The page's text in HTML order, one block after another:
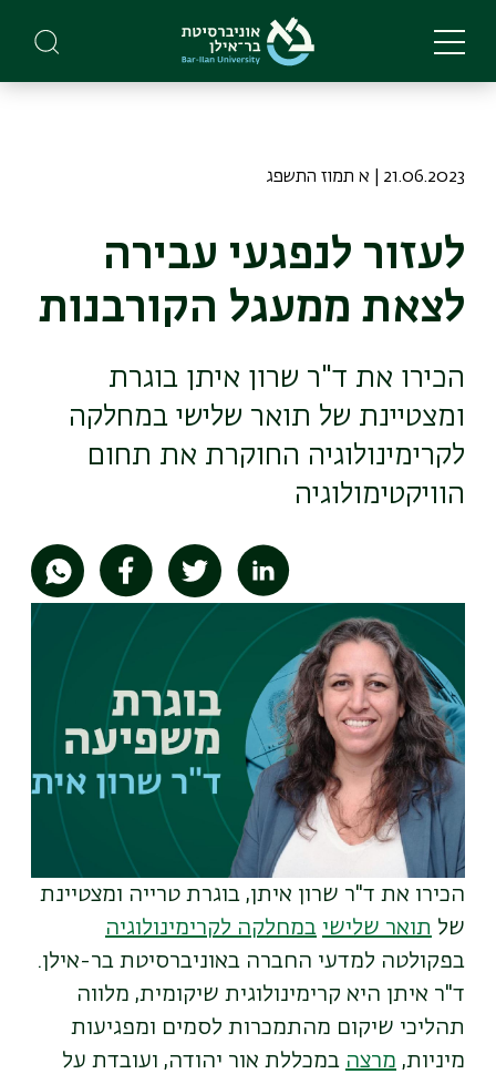
main
21.06.2023 | א תמוז התשפג
לעזור לנפגעי עבירה
לצאת ממעגל הקורבנות
הכירו את ד"ר שרון איתן בוגרת
ומצטיינת של תואר שלישי במחלקה
לקרימינולוגיה החוקרת את תחום
הוויקטימולוגיה
תמונה
הכירו את ד"ר שרון איתן, בוגרת טרייה ומצטיינת
של תואר שלישי במחלקה לקרימינולוגיה
בפקולטה למדעי החברה באוניברסיטת בר-אילן.
ד"ר איתן היא קרימינולוגית שיקומית, מלווה
תהליכי שיקום מהתמכרות לסמים ומפגיעות
מיניות, מרצה במכללת אור יהודה, ועובדת על